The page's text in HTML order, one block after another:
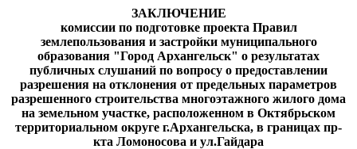
ЗАКЛЮЧЕНИЕ
комиссии по подготовке проекта Правил
землепользования и застройки муниципального
образования "Город Архангельск" о результатах
публичных слушаний по вопросу о предоставлении
разрешения на отклонения от предельных параметров
разрешенного строительства многоэтажного жилого дома
на земельном участке, расположенном в Октябрьском
территориальном округе г.Архангельска, в границах пр-
кта Ломоносова и ул.Гайдара